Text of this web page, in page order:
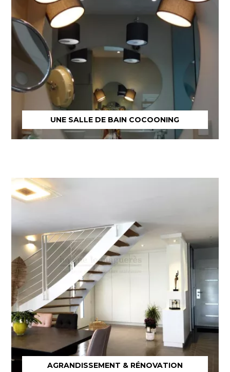
UNE SALLE DE BAIN COCOONING
AGRANDISSEMENT & RÉNOVATION